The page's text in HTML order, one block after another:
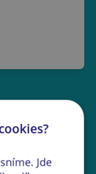
Bet Orten,
into key
the diverse
works are
that goes
Jde